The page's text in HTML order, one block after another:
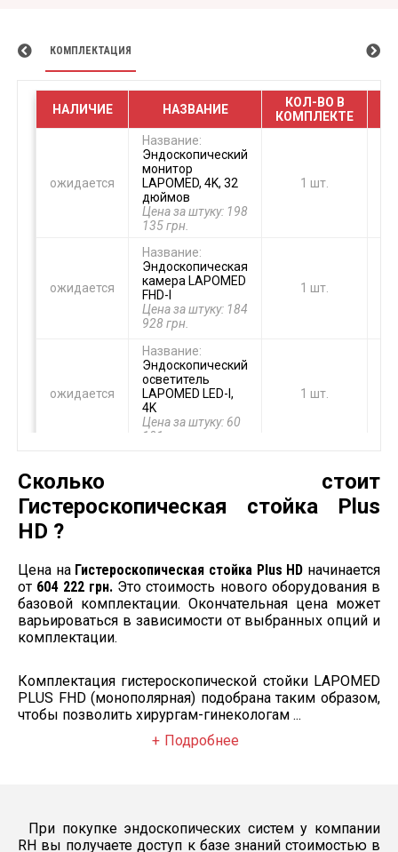
КОМПЛЕКТАЦИЯ
НАЛИЧИЕ НАЗВАНИЕ
КОЛ-ВО В
КОМПЛЕКТЕ
ожидается
Название:
Эндоскопический
монитор
LAPOMED, 4K, 32
дюймов
Цена за штуку: 198
135 грн.
1 шт.
ожидается
Название:
Эндоскопическая
камера LAPOMED
FHD-I
Цена за штуку: 184
928 грн.
1 шт.
ожидается
Название:
Эндоскопический
осветитель
LAPOMED LED-I,
4K
Цена за штуку: 60
101 грн.
1 шт.
Цена за штуку: 108
ожидается
Эндоскопическая
стойка
приборная
LAPOMED для
370 грн.
1 шт.
Сколько стоит
Гистероскопическая стойка Plus
HD ?
Цена на Гистероскопическая стойка Plus HD начинается
от 604 222 грн.Это стоимость нового оборудования в
базовой комплектации. Окончательная цена может
варьироваться в зависимости от выбранных опций и
комплектации.
Комплектация гистероскопической стойки LAPOMED
PLUS FHD (монополярная) подобрана таким образом,
чтобы позволить хирургам-гинекологам ...
Подробнее
При покупке эндоскопических систем у компании
RH вы получаете доступ к базе знаний стоимостью в